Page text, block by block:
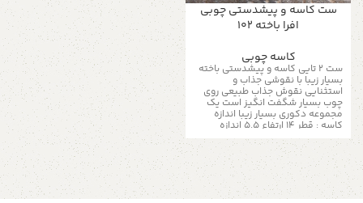
ست کاسه و پیشدستی چوبی
افرا باخته ۱۰۲
کاسه چوبی
ست ۲ تایی کاسه و پیشدستی باخته
بسیار زیبا با نقوشی جذاب و
استثنایی نقوش جذاب طبیعی روی
چوب بسیار شگفت انگیز است یک
مجموعه دکوری بسیار زیبا اندازه
کاسه : قطر ۱۴ ارتفاع ۵.۵ اندازه
پیشدستی : قطر ۱۸ ارتفاع ۴